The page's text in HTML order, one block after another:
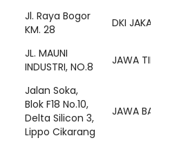
Jl. Raya Bogor
KM. 28
DKI JAKARTA
JL. MAUNI
INDUSTRI, NO.8
JAWA TIMUR
Jalan Soka,
Blok F18 No.10,
Delta Silicon 3,
Lippo Cikarang
JAWA BARAT